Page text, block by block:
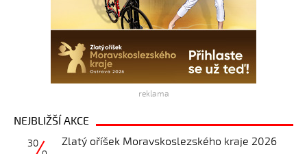
reklama
NEJBLIŽŠÍ AKCE
Zlatý oříšek Moravskoslezského kraje 2026
30